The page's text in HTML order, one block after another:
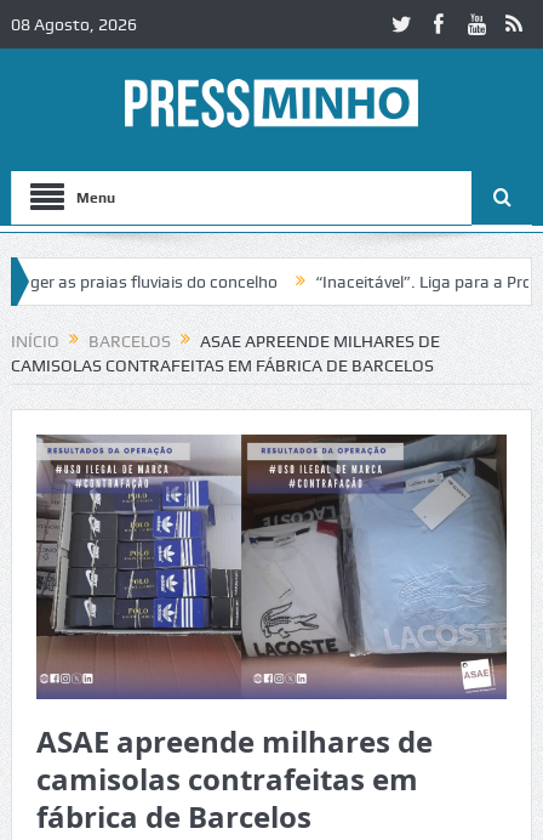
08 Agosto, 2026
Menu
as praias fluviais do concelho “Inaceitável”. Liga para a Proteção
de trânsito no IC2 em Alcobaça Igreja do Castelo de
INÍCIO BARCELOS
ASAE APREENDE MILHARES DE
CAMISOLAS CONTRAFEITAS EM FÁBRICA DE BARCELOS
ASAE apreende milhares de
camisolas contrafeitas em
fábrica de Barcelos